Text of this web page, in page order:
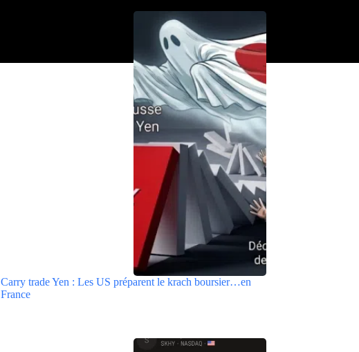
Carry trade Yen : Les US préparent le krach boursier…en
France